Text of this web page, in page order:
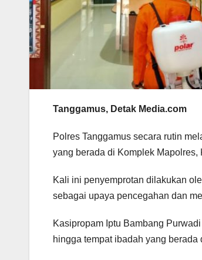
Tanggamus, Detak Media.com
Polres Tanggamus secara rutin
yang berada di Komplek Mapolres,
Kali ini penyemprotan dilakukan
sebagai upaya pencegahan dan
Kasipropam Iptu Bambang
hingga tempat ibadah yang berada